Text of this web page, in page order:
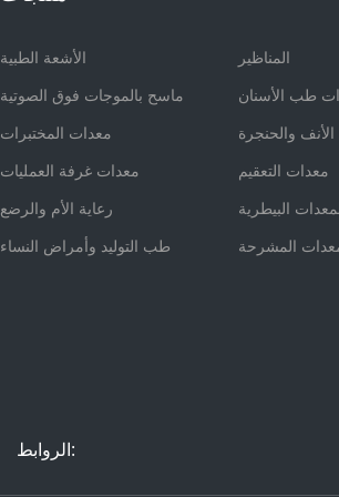
الأشعة الطبية
ماسح بالموجات فوق الصوتية
معدات المختبرات
معدات غرفة العمليات
رعاية الأم والرضع
طب التوليد وأمراض النساء
المناظير
طب الأسنان
الأنف والحنجرة
معدات التعقيم
البيطرية
المشرحة
الروابط: